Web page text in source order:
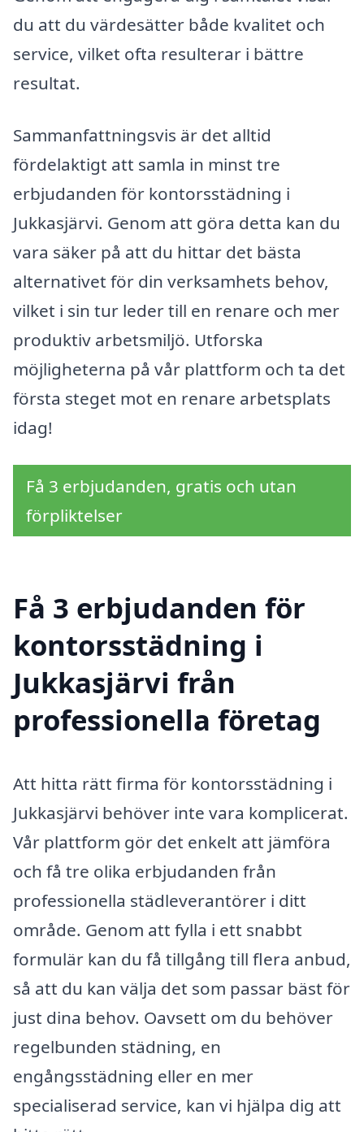
du att du värdesätter både kvalitet och
service, vilket ofta resulterar i bättre
resultat.
Sammanfattningsvis är det alltid
fördelaktigt att samla in minst tre
erbjudanden för kontorsstädning i
Jukkasjärvi. Genom att göra detta kan du
vara säker på att du hittar det bästa
alternativet för din verksamhets behov,
vilket i sin tur leder till en renare och mer
produktiv arbetsmiljö. Utforska
möjligheterna på vår plattform och ta det
första steget mot en renare arbetsplats
idag!
Få 3 erbjudanden, gratis och utan
förpliktelser
Få 3 erbjudanden för
kontorsstädning i
Jukkasjärvi från
professionella företag
Att hitta rätt firma för kontorsstädning i
Jukkasjärvi behöver inte vara komplicerat.
Vår plattform gör det enkelt att jämföra
och få tre olika erbjudanden från
professionella städleverantörer i ditt
område. Genom att fylla i ett snabbt
formulär kan du få tillgång till flera anbud,
så att du kan välja det som passar bäst för
just dina behov. Oavsett om du behöver
regelbunden städning, en
engångsstädning eller en mer
specialiserad service, kan vi hjälpa dig att